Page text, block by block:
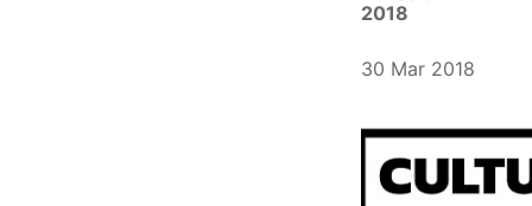
2018
30 Mar 2018